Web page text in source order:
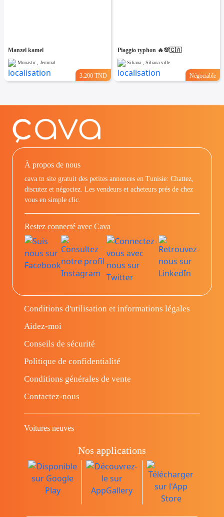
Manzel kamel
Monastir , Jemmal
3.200 TND
Piaggio typhon 🔥💯🇨🇦
Siliana , Siliana ville
Négociable
À propos de nous
cava.tn site gratuit des petites annonces en Tunisie: Chattez,
discutez et négociez. Les vendeurs et acheteurs prés de chez
vous en simple clic.
Restez connecté avec Cava
Conditions d'utilisation et informations légales
Aidez-moi
Conseils de sécurité
Politique de confidentialité
Conditions générales de vente
Contactez-nous
Voitures neuves
Nos applications